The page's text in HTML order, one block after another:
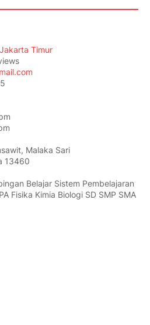
Malaka Sari
13460
Belajar Sistem Pembelajaran
Fisika Kimia Biologi SD SMP SMA